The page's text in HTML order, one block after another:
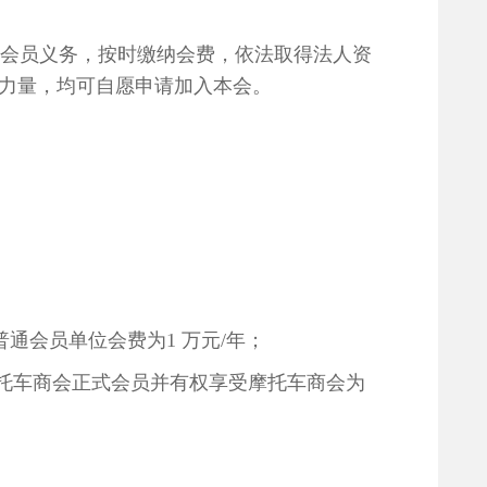
员义务，按时缴纳会费，依法取得法人资
量， 均可自愿申请加入本会。
会员单位会费为1 万元/年；
商会正式会员并有权享受摩托车商会为